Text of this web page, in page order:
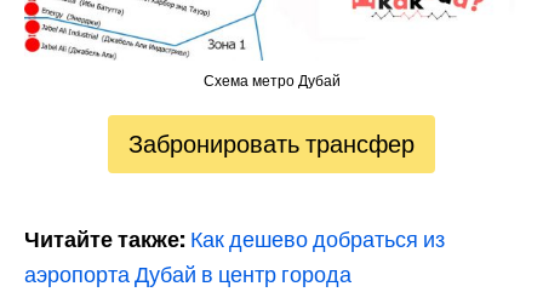
Схема метро Дубай
Забронировать трансфер
Читайте также: Как дешево добраться из
аэропорта Дубай в центр города